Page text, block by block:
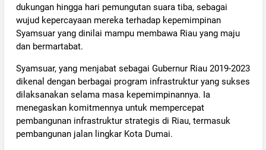
dukungan hingga hari pemungutan suara tiba, sebagai
wujud kepercayaan mereka terhadap kepemimpinan
Syamsuar yang dinilai mampu membawa Riau yang maju
dan bermartabat.
Syamsuar, yang menjabat sebagai Gubernur Riau 2019-2023
dikenal dengan berbagai program infrastruktur yang sukses
dilaksanakan selama masa kepemimpinannya. Ia
menegaskan komitmennya untuk mempercepat
pembangunan infrastruktur strategis di Riau, termasuk
pembangunan jalan lingkar Kota Dumai.